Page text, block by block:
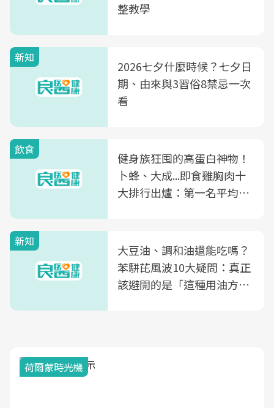
整教學
新知
2026七夕什麼時候？七夕日
期、由來與3習俗8禁忌一次
看
飲食
健身族狂囤的高蛋白神物！
卜蜂、大成...即食雞胸肉十
大排行出爐：第一名平均一
新知
大豆油、調和油還能吃嗎？
苯駢芘風波10大疑問：真正
該避開的是「這種用油方
荷爾蒙時光機